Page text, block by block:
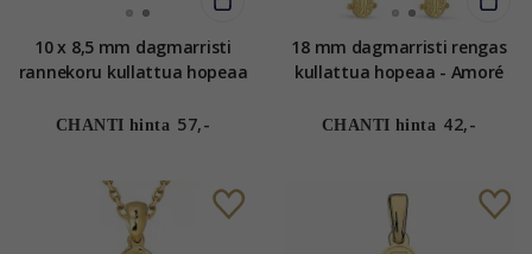
10 x 8,5 mm dagmarristi
rannekoru kullattua hopeaa
CHANTI hinta 57,-
18 mm dagmarristi rengas
kullattua hopeaa - Amoré
CHANTI hinta 42,-